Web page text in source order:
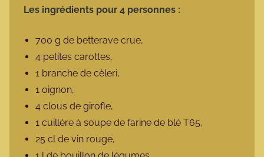
Les ingrédients pour 4 personnes :
700 g de betterave crue,
4 petites carottes,
1 branche de cèleri,
1 oignon,
4 clous de girofle,
1 cuillère à soupe de farine de blé T65,
25 cl de vin rouge,